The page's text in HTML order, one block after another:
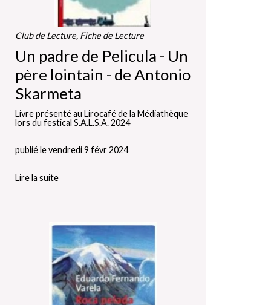
Club de Lecture, Fiche de Lecture
Un padre de Pelicula - Un
père lointain - de Antonio
Skarmeta
Livre présenté au Lirocafé de la Médiathèque
lors du festical S.A.L.S.A. 2024
publié le vendredi 9 févr 2024
Lire la suite